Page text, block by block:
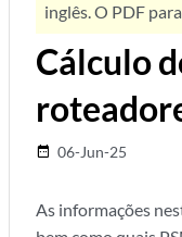
inglês. O PDF
Cálculo
date_range 06-Jun-25
As informações